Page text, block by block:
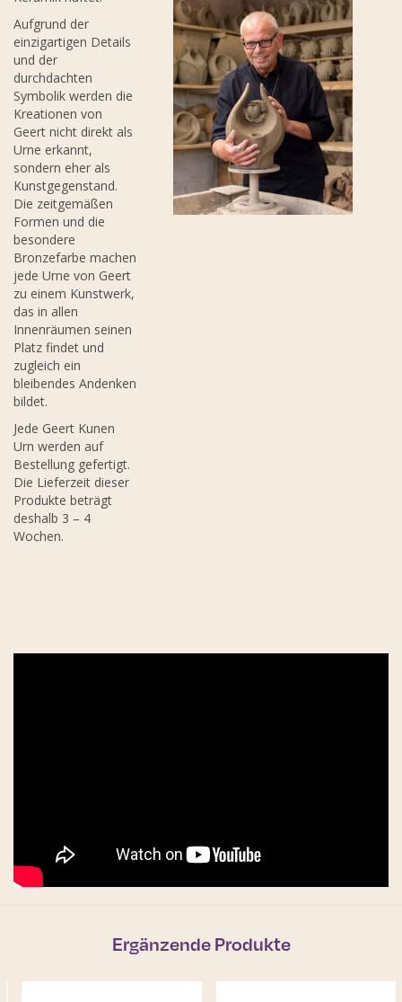
Aufgrund der
einzigartigen Details
und der
durchdachten
Symbolik werden die
Kreationen von
Geert nicht direkt als
Urne erkannt,
sondern eher als
Kunstgegenstand.
Die zeitgemäßen
Formen und die
besondere
Bronzefarbe machen
jede Urne von Geert
zu einem Kunstwerk,
das in allen
Innenräumen seinen
Platz findet und
zugleich ein
bleibendes Andenken
bildet.
Jede Geert Kunen
Urn werden auf
Bestellung gefertigt.
Die Lieferzeit dieser
Produkte beträgt
deshalb 3 – 4
Wochen.
Ergänzende Produkte